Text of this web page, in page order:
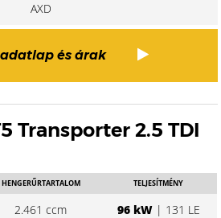
AXD
és árak
Transporter 2.5 TDI
HENGERŰRTARTALOM
2.461 ccm
TELJESÍTMÉNY
96 kW| 131 LE